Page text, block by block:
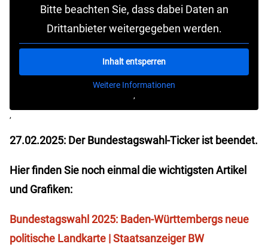
Bitte beachten Sie, dass dabei Daten an
Drittanbieter weitergegeben werden.
Inhalt entsperren
Weitere Informationen
‚
‚
27.02.2025: Der Bundestagswahl-Ticker ist beendet.
Hier finden Sie noch einmal die wichtigsten Artikel
und Grafiken:
Bundestagswahl 2025: Baden-Württembergs neue
politische Landkarte | Staatsanzeiger BW